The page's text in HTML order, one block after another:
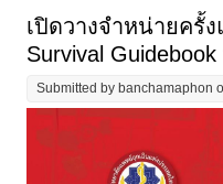
เปิดวางจำหน่ายครั้
Survival
Submitted bybanchamaphon